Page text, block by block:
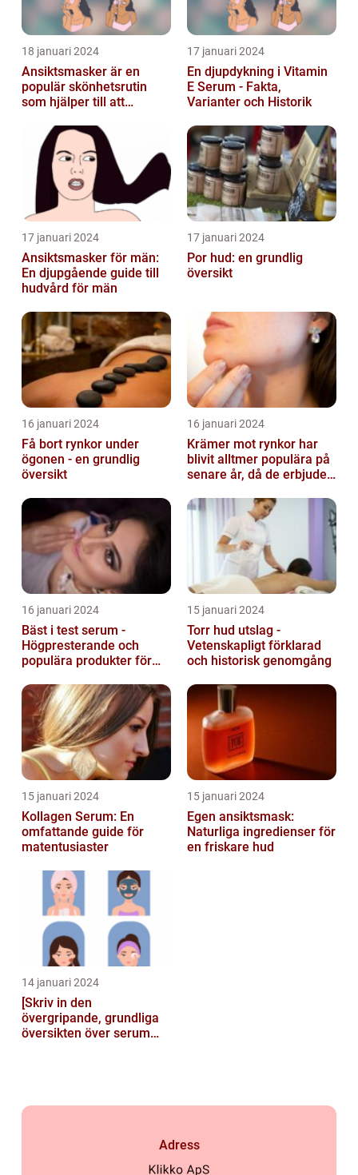
18 januari 2024
Ansiktsmasker är en
populär skönhetsrutin
som hjälper till att
huden
17 januari 2024
En djupdykning i Vitamin
E Serum - Fakta,
Varianter och Historik
17 januari 2024
Ansiktsmasker för män:
En djupgående guide till
hudvård för män
17 januari 2024
Por hud: en grundlig
översikt
16 januari 2024
Få bort rynkor under
ögonen - en grundlig
översikt
16 januari 2024
Krämer mot rynkor har
blivit alltmer populära på
senare år, då de erbjuder
lösni...
16 januari 2024
Bäst i test serum -
Högpresterande och
populära produkter för
15 januari 2024
Torr hud utslag -
Vetenskapligt förklarad
och historisk genomgång
15 januari 2024
Kollagen Serum: En
omfattande guide för
matentusiaster
15 januari 2024
Egen ansiktsmask:
Naturliga ingredienser för
en friskare hud
14 januari 2024
[Skriv in den
övergripande, grundliga
översikten över serum
Adress